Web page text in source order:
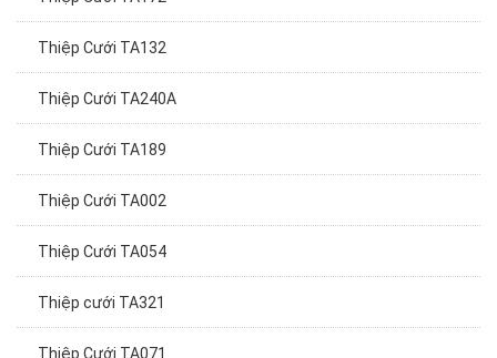
Thiệp Cưới TA132
Thiệp Cưới TA240A
Thiệp Cưới TA189
Thiệp Cưới TA002
Thiệp Cưới TA054
Thiệp cưới TA321
Thiệp Cưới TA071